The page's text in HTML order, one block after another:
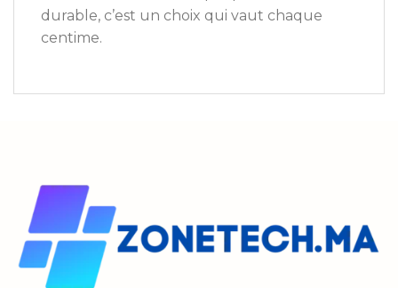
durable, c’est un choix qui vaut chaque
centime.